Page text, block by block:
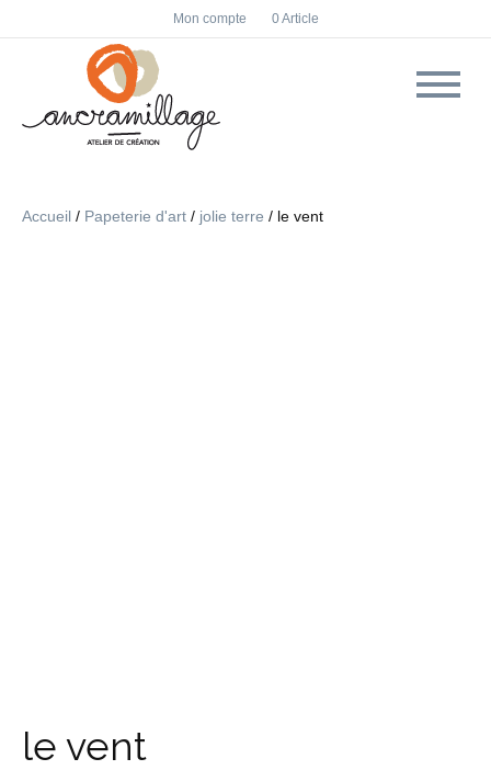
F
a
c
I
n
s
Mon compte 0 Article
Accueil / Papeterie d'art / jolie terre / le vent
le vent